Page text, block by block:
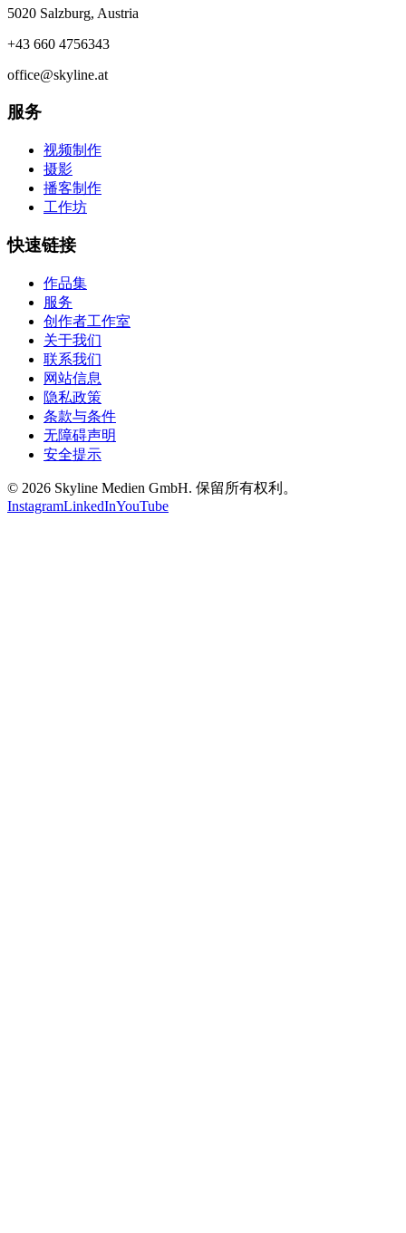
5020 Salzburg, Austria
+43 660 4756343
office@skyline.at
服务
视频制作
摄影
播客制作
工作坊
快速链接
作品集
服务
创作者工作室
关于我们
联系我们
网站信息
隐私政策
条款与条件
无障碍声明
安全提示
© 2026 Skyline Medien GmbH. 保留所有权利。
InstagramLinkedInYouTube